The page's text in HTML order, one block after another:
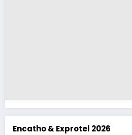
Encatho & Exprotel 2026